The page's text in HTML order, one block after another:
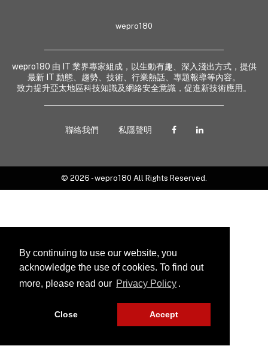
By continuing to use our website, you
acknowledge the use of cookies. To find out
more, please read our Privacy Policy .
Close Accept
wepro180
wepro180 由 IT 業界專家組成，以生動有趣、深入淺出方式，提供
最新 IT 動態、趨勢、技術、行業熱話、專題報導等內容。
致力提升亞太地區科技知識及網絡安全意識，促進新技術應用。
聯絡我們 私隱聲明
© 2026 - wepro180 All Rights Reserved.